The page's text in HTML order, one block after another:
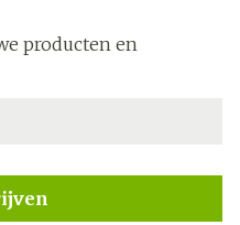
producten en